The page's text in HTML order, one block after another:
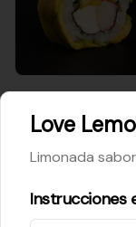
Love
Limonada
Instrucciones